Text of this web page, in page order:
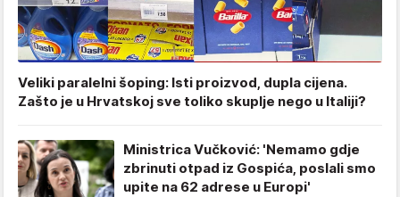
Veliki paralelni šoping: Isti proizvod, dupla cijena.
Zašto je u Hrvatskoj sve toliko skuplje nego u Italiji?
Ministrica Vučković: 'Nemamo gdje
zbrinuti otpad iz Gospića, poslali smo
upite na 62 adrese u Europi'